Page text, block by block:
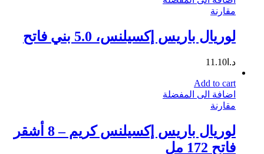
مقارنة
لوريال باريس إكسيلنس، 5.0 بني فاتح
د.ا 11.10
Add to cart
اضافة الى المفضلة
مقارنة
لوريال باريس إكسيلنس كريم – 8 أشقر
فاتح 172 مل